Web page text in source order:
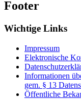
Footer
Wichtige Links
Impressum
Elektronische
Informationen
gem. § 13
Öffentliche